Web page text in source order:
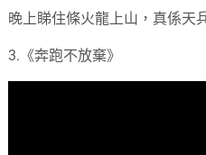
晚上睇住條火龍上山，真係天
3.《奔跑不放棄》